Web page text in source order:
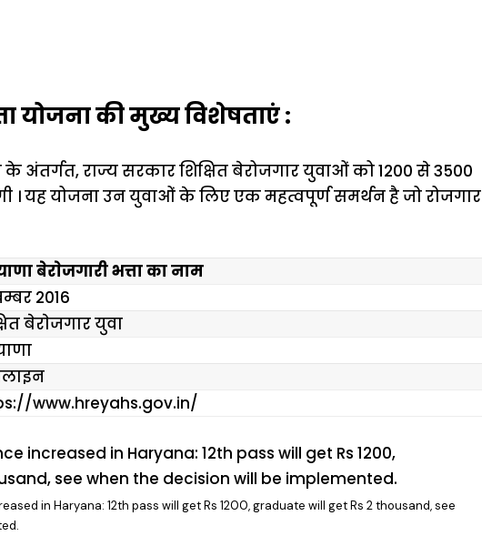
योजना की मुख्य विशेषताएं :
के अंतर्गत, राज्य सरकार शिक्षित बेरोजगार युवाओं को ₹1200 से ₹3500
। यह योजना उन युवाओं के लिए एक महत्वपूर्ण समर्थन है जो रोजगार
बेराेजगारी भत्ता का नाम
2016
बेराेजगार युवा
www.hreyahs.gov.in/
in Haryana: 12th pass will get Rs 1200, graduate will get Rs 2 thousand, see